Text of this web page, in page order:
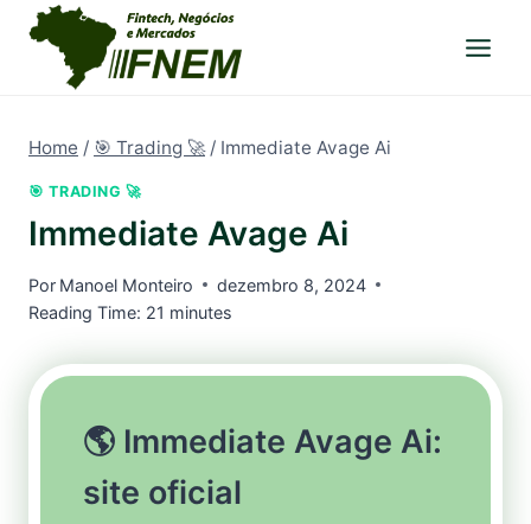
Pular
para
Home / 🎯 Trading 🚀 / Immediate Avage Ai
🎯 TRADING 🚀
Immediate Avage Ai
Por Manoel Monteiro
dezembro 8, 2024
Reading Time: 21 minutes
🌎 Immediate Avage Ai:
site oficial